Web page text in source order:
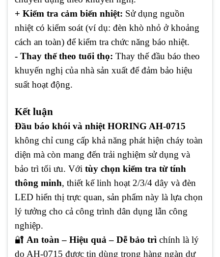
+ Kiểm tra cảm biến nhiệt: Sử dụng nguồn
nhiệt có kiểm soát (ví dụ: đèn khò nhỏ ở khoảng
cách an toàn) để kiểm tra chức năng báo nhiệt.
- Thay thế theo tuổi thọ: Thay thế đầu báo theo
khuyến nghị của nhà sản xuất để đảm bảo hiệu
suất hoạt động.
Kết luận
Đầu báo khói và nhiệt HORING AH-0715
không chỉ cung cấp khả năng phát hiện cháy toàn
diện mà còn mang đến trải nghiệm sử dụng và
bảo trì tối ưu. Với tùy chọn kiểm tra từ tính
thông minh, thiết kế linh hoạt 2/3/4 dây và đèn
LED hiển thị trực quan, sản phẩm này là lựa chọn
lý tưởng cho cả công trình dân dụng lẫn công
nghiệp.
🔐 An toàn – Hiệu quả – Dễ bảo trì chính là lý
do AH-0715 được tin dùng trong hàng ngàn dự